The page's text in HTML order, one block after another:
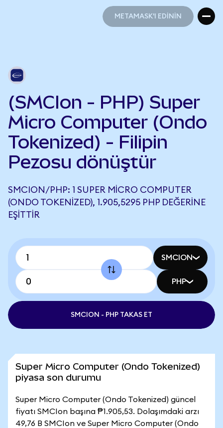
METAMASK'I EDİNİN
(SMCIon - PHP) Super
Micro Computer (Ondo
Tokenized) - Filipin
Pezosu dönüştür
SMCION/PHP: 1 SUPER MICRO COMPUTER
(ONDO TOKENIZED), 1.905,5295 PHP DEĞERINE
EŞITTIR
SMCION
PHP
SMCION - PHP TAKAS ET
Super Micro Computer (Ondo Tokenized)
piyasa son durumu
Super Micro Computer (Ondo Tokenized) güncel
fiyatı SMCIon başına ₱1.905,53. Dolaşımdaki arzı
49,76 B SMCIon ve Super Micro Computer (Ondo